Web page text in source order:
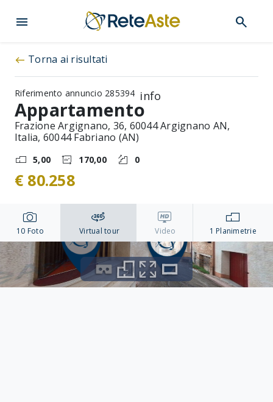
menu search
west Torna ai risultati
Riferimento annuncio 285394 info
Appartamento
Frazione Argignano, 36, 60044 Argignano AN,
Italia, 60044 Fabriano (AN)
5,00 170,00 0
€ 80.258
10 Foto Virtual tour Video 1 Planimetrie